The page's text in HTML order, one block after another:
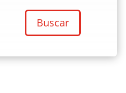
Buscar